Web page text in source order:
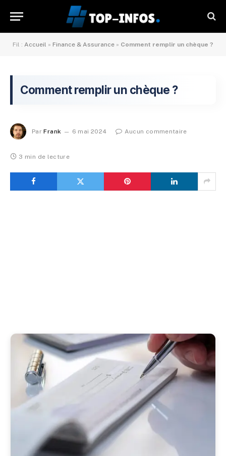
Fil : Accueil » Finance & Assurance » Comment remplir un chèque ?
Comment remplir un chèque ?
Par Frank 6 mai 2024 Aucun commentaire
3 min de lecture